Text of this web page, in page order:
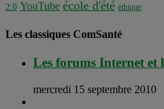
2.0 YouTube école d'été éthique
Les classiques ComSanté
Les forums Internet et
mercredi 15 septembre 2010